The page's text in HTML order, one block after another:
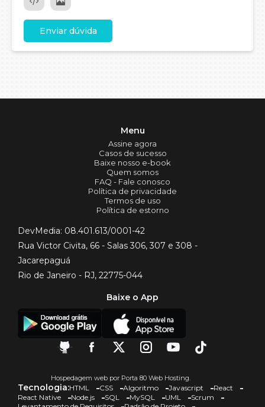
Enviar dúvida
Menu
Assine agora
Casos de sucesso
Baixe nosso e-book
Quem somos
FAQ - Fale conosco
Política de privacidade
Termos de uso
Política de estorno
DevMedia: 08.401.613/0001-42
Rua Victor Civita, 66 - Salas 306, 307 e 308 -
Jacarepaguá
Rio de Janeiro - RJ, 22775-044
Baixe o App
Hospedagem web por Porta 80 Web Hosting.
Tecnologia:HTML CSS Algoritmo Javascript
React
React Native
Node.js SQL MySQL UML
Scrum